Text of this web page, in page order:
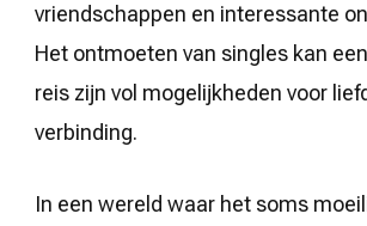
vriendschappen en interessante
Het ontmoeten van singles kan
reis zijn vol mogelijkheden voor
verbinding.
In een wereld waar het soms